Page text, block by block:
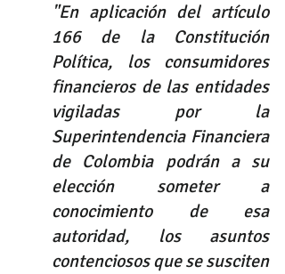
"En aplicación del artículo
166 de la Constitución
Política, los consumidores
financieros de las entidades
vigiladas por la
Superintendencia Financiera
de Colombia podrán a su
elección someter a
conocimiento de esa
autoridad, los asuntos
contenciosos que se susciten